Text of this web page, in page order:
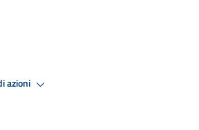
azioni